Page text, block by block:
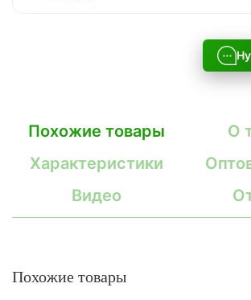
Похожие товары
О
Характеристики
Видео
Похожие товары